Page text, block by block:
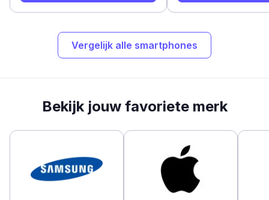
Vergelijk alle smartphones
Bekijk jouw favoriete merk